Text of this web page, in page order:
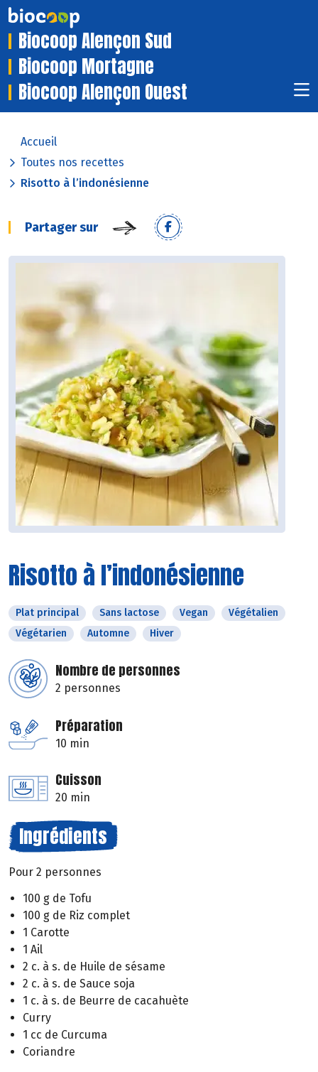
Biocoop Alençon Sud
Biocoop Mortagne
Biocoop Alençon Ouest
Accueil
Toutes nos recettes
Risotto à l’indonésienne
Partager sur
Risotto à l’indonésienne
Plat principal Sans lactose Vegan
Végétalien
Végétarien
Automne Hiver
Nombre de personnes
2 personnes
Préparation
10 min
Cuisson
20 min
Ingrédients
Pour 2 personnes
100 g de Tofu
100 g de Riz complet
1 Carotte
1 Ail
2 c. à s. de Huile de sésame
2 c. à s. de Sauce soja
1 c. à s. de Beurre de cacahuète
Curry
1 cc de Curcuma
Coriandre